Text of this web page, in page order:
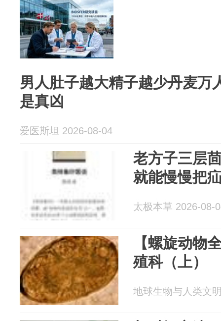
男人肚子越大精子越少丹麦万
是真凶
爱医斯坦 2026-08-04
老方子三层
就能慢慢把
太极本草 2026-08-
【螺旋动物
殖科（上）
地球生物与人类文